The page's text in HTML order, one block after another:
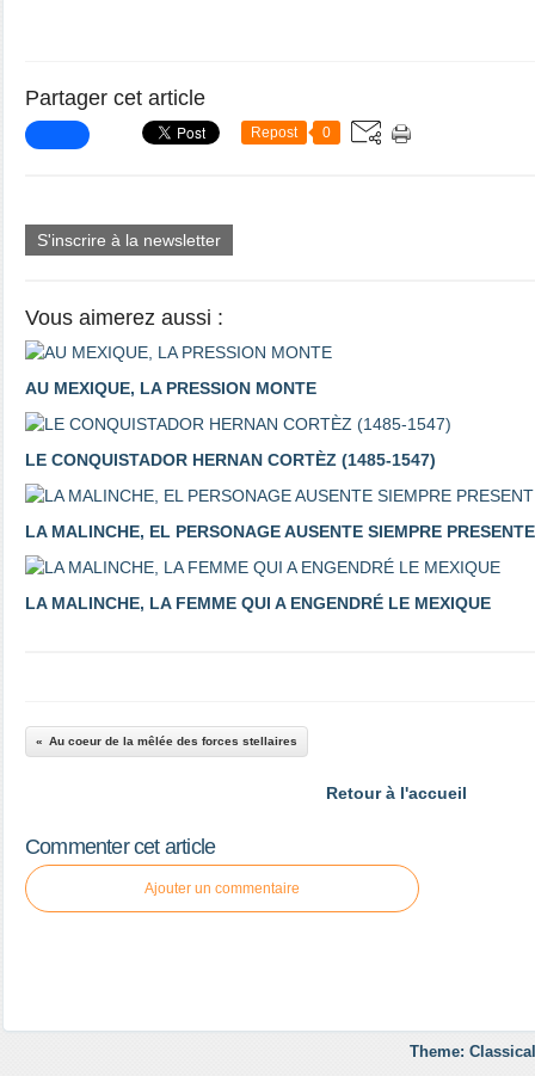
Partager cet article
Repost 0
S'inscrire à la newsletter
Vous aimerez aussi :
AU MEXIQUE, LA PRESSION MONTE
LE CONQUISTADOR HERNAN CORTÈZ (1485-1547)
LA MALINCHE, EL PERSONAGE AUSENTE SIEMPRE
LA MALINCHE, LA FEMME QUI A ENGENDRÉ LE MEXIQUE
Au coeur de la mêlée des forces stellaires
Retour à l'accueil
Commenter cet article
Ajouter un commentaire
Theme: